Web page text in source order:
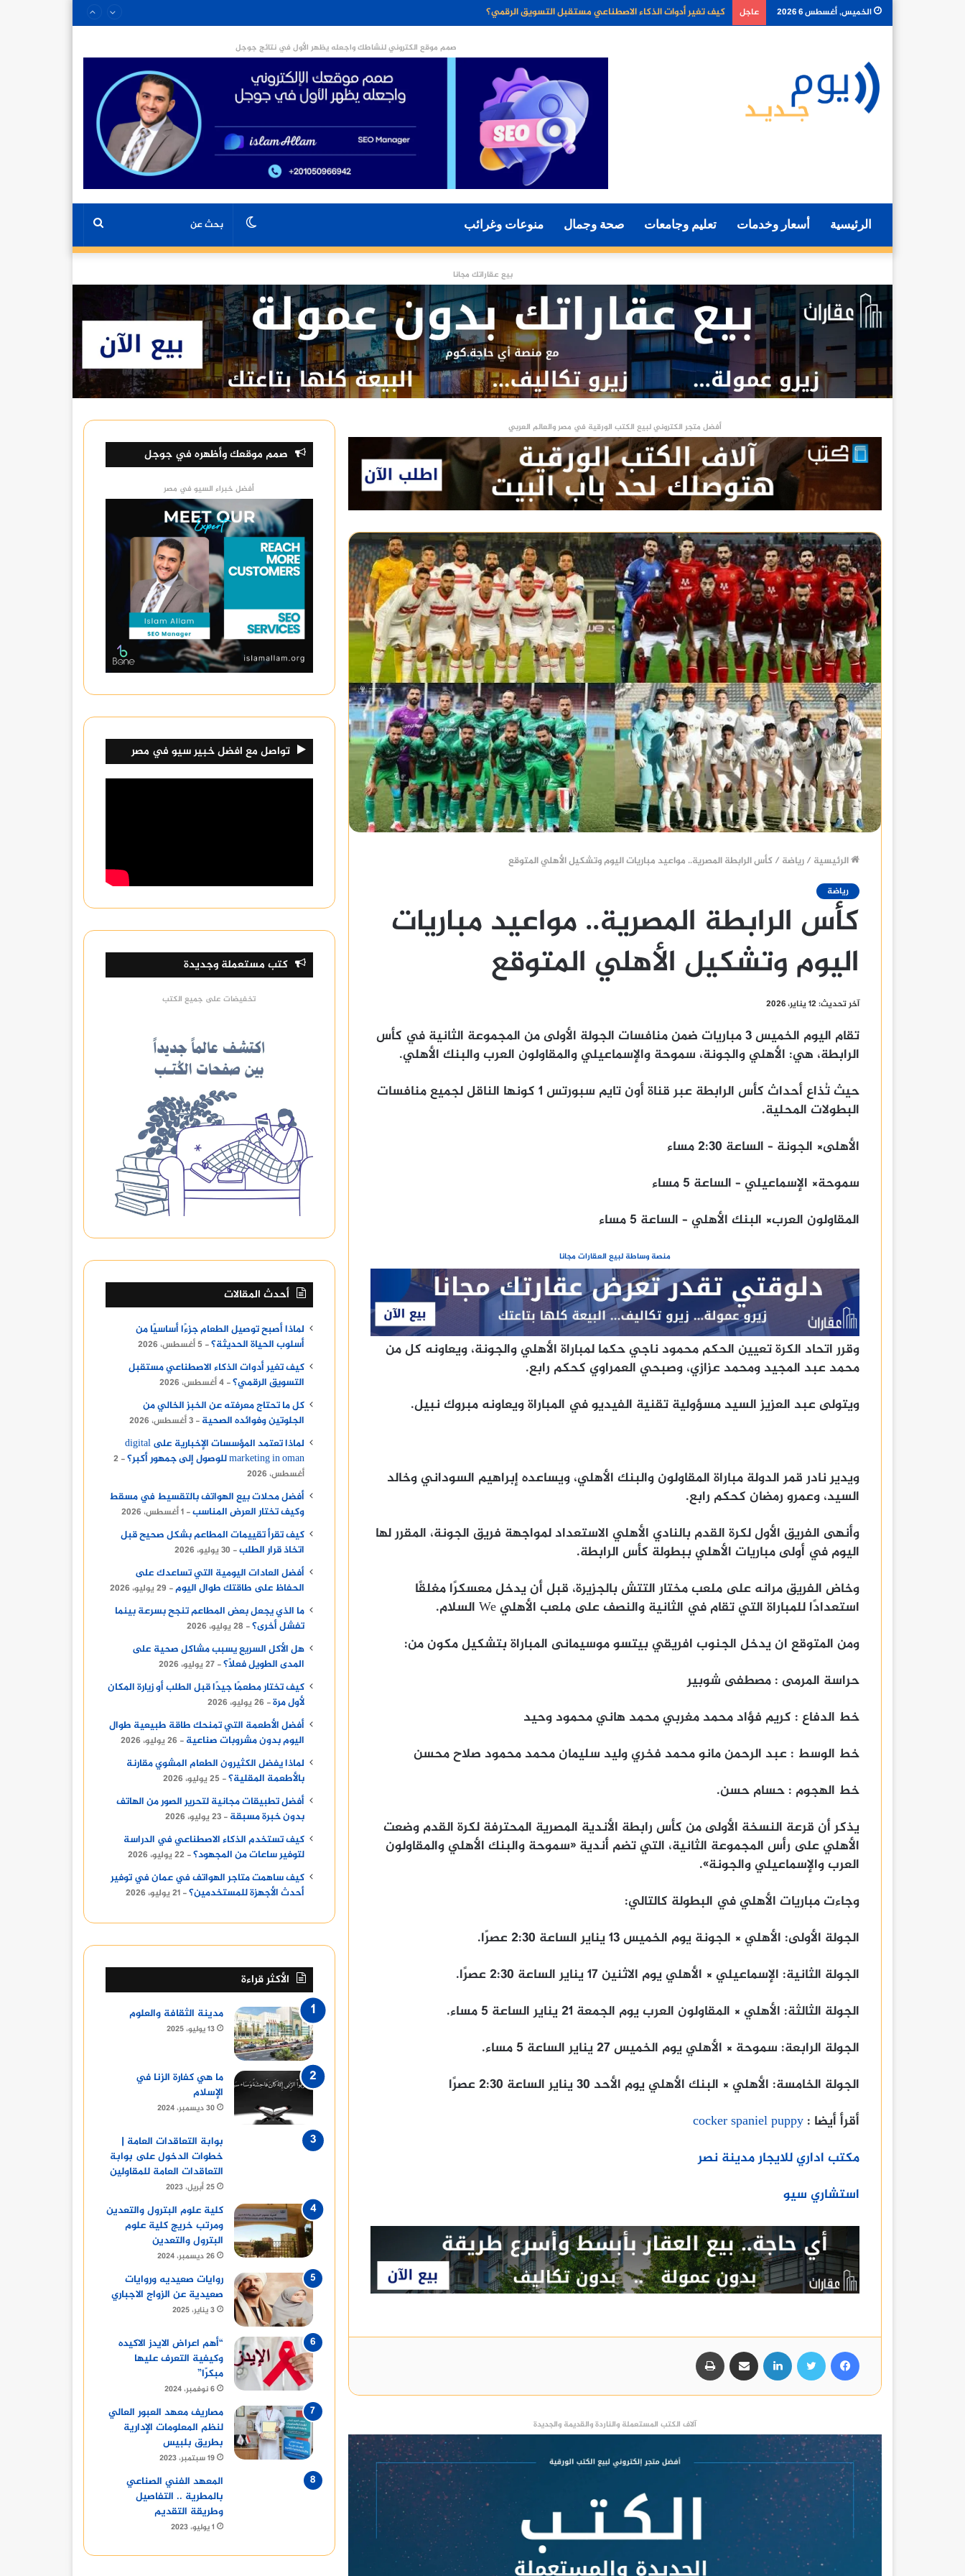
الخميس, أغسطس 6 2026 عاجل كل ما تحتاج معرفته عن الخبز الخالي من الجلوتين وفوائده الصحية
صمم موقع الكتروني لنشاطك واجعله يظهر الأول في نتائج جوجل
الرئيسية أسعار وخدمات تعليم وجامعات صحة وجمال منوعات وغرائب الوضع
بيع عقاراتك مجانا
أفضل متجر الكتروني لبيع الكتب الورقية في مصر والعالم العربي
الرئيسية /رياضة /كأس الرابطة المصرية.. مواعيد مباريات اليوم وتشكيل الأهلي المتوقع
رياضة
كأس الرابطة المصرية.. مواعيد مباريات
اليوم وتشكيل الأهلي المتوقع
آخر تحديث: 12 يناير، 2026
تقام اليوم الخميس 3 مباريات ضمن منافسات الجولة الأولى من المجموعة الثانية في كأس
الرابطة، هي: الأهلي والجونة، سموحة والإسماعيلي والمقاولون العرب والبنك الأهلي.
حيث تُذاع أحداث كأس الرابطة عبر قناة أون تايم سبورتس 1 كونها الناقل لجميع منافسات
البطولات المحلية.
الأهلى× الجونة – الساعة 2:30 مساء
سموحة× الإسماعيلي – الساعة 5 مساء
المقاولون العرب× البنك الأهلي – الساعة 5 مساء
منصة وساطة لبيع العقارات مجانا
وقرر اتحاد الكرة تعيين الحكم محمود ناجي حكما لمباراة الأهلي والجونة، ويعاونه كل من
محمد عبد المجيد ومحمد عزازي، وصبحي العمراوي كحكم رابع.
ويتولى عبد العزيز السيد مسؤولية تقنية الفيديو في المباراة ويعاونه مبروك نبيل.
ويدير نادر قمر الدولة مباراة المقاولون والبنك الأهلي، ويساعده إبراهيم السوداني وخالد
السيد، وعمرو رمضان كحكم رابع.
وأنهى الفريق الأول لكرة القدم بالنادي الأهلي الاستعداد لمواجهة فريق الجونة، المقرر لها
اليوم في أولى مباريات الأهلي ببطولة كأس الرابطة.
وخاض الفريق مرانه على ملعب مختار التتش بالجزيرة، قبل أن يدخل معسكرًا مغلقًا
استعدادًا للمباراة التي تقام في الثانية والنصف على ملعب الأهلي We السلام.
ومن المتوقع ان يدخل الجنوب افريقي بيتسو موسيمانى المباراة بتشكيل مكون من:
حراسة المرمى : مصطفى شوبير
خط الدفاع : كريم فؤاد محمد مغربي محمد هاني محمود وحيد
خط الوسط : عبد الرحمن مانو محمد فخري وليد سليمان محمد محمود صلاح محسن
خط الهجوم : حسام حسن.
يذكر أن قرعة النسخة الأولى من كأس رابطة الأندية المصرية المحترفة لكرة القدم وضعت
الأهلي على رأس المجموعة الثانية، التي تضم أندية «سموحة ‏والبنك الأهلي والمقاولون
العرب والإسماعيلي والجونة».
وجاءت مباريات الأهلي في البطولة كالتالي:‏
الجولة الأولى: الأهلي × الجونة يوم الخميس 13 يناير الساعة 2:30 عصرًا.
الجولة الثانية: الإسماعيلي × الأهلي يوم الاثنين 17 يناير الساعة 2:30 عصرًا.
الجولة الثالثة: الأهلي × المقاولون العرب يوم الجمعة 21 يناير الساعة 5 مساء.
الجولة الرابعة: سموحة × الأهلي يوم‏ الخميس 27 يناير الساعة 5 مساء.
الجولة الخامسة: الأهلي × البنك الأهلي يوم الأحد 30 يناير الساعة 2:30 عصرًا
أقرأ أيضا : cocker spaniel puppy
مكتب اداري للايجار مدينة نصر
استشاري سيو
آلاف الكتب المستعملة والناردة والقديمة والجديدة
صمم موقعك وأظهره في جوجل
أفضل خبراء السيو في مصر
تواصل مع افضل خبير سيو في مصر
كتب مستعملة وجديدة
تخفيضات على جميع الكتب
أحدث المقالات
لماذا أصبح توصيل الطعام جزءًا أساسيًا من
أسلوب الحياة الحديثة؟
5 أغسطس، 2026
كيف تغير أدوات الذكاء الاصطناعي مستقبل
التسويق الرقمي؟
4 أغسطس، 2026
كل ما تحتاج معرفته عن الخبز الخالي من
الجلوتين وفوائده الصحية
3 أغسطس، 2026
لماذا تعتمد المؤسسات الإخبارية على digital
marketing in oman للوصول إلى جمهور أكبر؟
2
أغسطس، 2026
أفضل محلات بيع الهواتف بالتقسيط في مسقط
وكيف تختار العرض المناسب
1 أغسطس، 2026
كيف تقرأ تقييمات المطاعم بشكل صحيح قبل
اتخاذ قرار الطلب
30 يوليو، 2026
أفضل العادات اليومية التي تساعدك على
الحفاظ على طاقتك طوال اليوم
29 يوليو، 2026
ما الذي يجعل بعض المطاعم تنجح بسرعة بينما
تفشل أخرى؟
28 يوليو، 2026
هل الأكل السريع يسبب مشاكل صحية على
المدى الطويل فعلًا؟
27 يوليو، 2026
كيف تختار مطعمًا جيدًا قبل الطلب أو زيارة المكان
لأول مرة
26 يوليو، 2026
أفضل الأطعمة التي تمنحك طاقة طبيعية طوال
اليوم بدون مشروبات صناعية
26 يوليو، 2026
لماذا يفضل الكثيرون الطعام المشوي مقارنة
بالأطعمة المقلية؟
25 يوليو، 2026
أفضل تطبيقات مجانية لتحرير الصور من الهاتف
بدون خبرة مسبقة
23 يوليو، 2026
كيف تستخدم الذكاء الاصطناعي في الدراسة
لتوفير ساعات من المجهود؟
22 يوليو، 2026
كيف ساهمت متاجر الهواتف في عمان في توفير
أحدث الأجهزة للمستخدمين؟
21 يوليو، 2026
الأكثر قراءة
مدينة الثقافة والعلوم
13 يوليو، 2025
ما هي كفارة الزنا في
الإسلام
30 ديسمبر، 2024
بوابة التعاقدات العامة |
خطوات الدخول على بوابة
التعاقدات العامة للمقاولين
25 أبريل، 2023
كلية علوم البترول والتعدين
ومرتب خريج كلية علوم
البترول والتعدين
26 ديسمبر، 2024
روايات صعيديه وروايات
صعيدية عن الزواج الاجباري
3 يناير، 2025
“أهم اعراض الايدز الاكيده
وكيفية التعرف عليها
مبكرًا”
6 نوفمبر، 2024
مصاريف معهد العبور العالي
لنظم المعلومات الإدارية
بطريق بلبيس
19 سبتمبر، 2023
المعهد الفني الصناعي
بالمطرية .. التفاصيل
وطريقة التقديم
1 يوليو، 2023